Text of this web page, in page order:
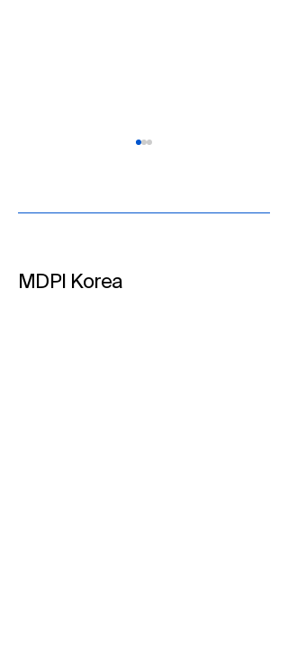
MDPI Korea, 제39차 한국
MDPI Korea​